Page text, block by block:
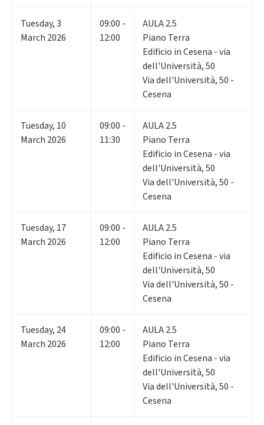
Tuesday,3
March 2026
09:00 -
12:00
AULA 2.5
Piano Terra
Edificio in Cesena - via
dell'Università, 50
Via dell'Università, 50 -
Cesena
Tuesday, 10
March 2026
09:00 -
11:30
AULA 2.5
Piano Terra
Edificio in Cesena - via
dell'Università, 50
Via dell'Università, 50 -
Cesena
Tuesday, 17
March 2026
09:00 -
12:00
AULA 2.5
Piano Terra
Edificio in Cesena - via
dell'Università, 50
Via dell'Università, 50 -
Cesena
Tuesday, 24
March 2026
09:00 -
12:00
AULA 2.5
Piano Terra
Edificio in Cesena - via
dell'Università, 50
Via dell'Università, 50 -
Cesena